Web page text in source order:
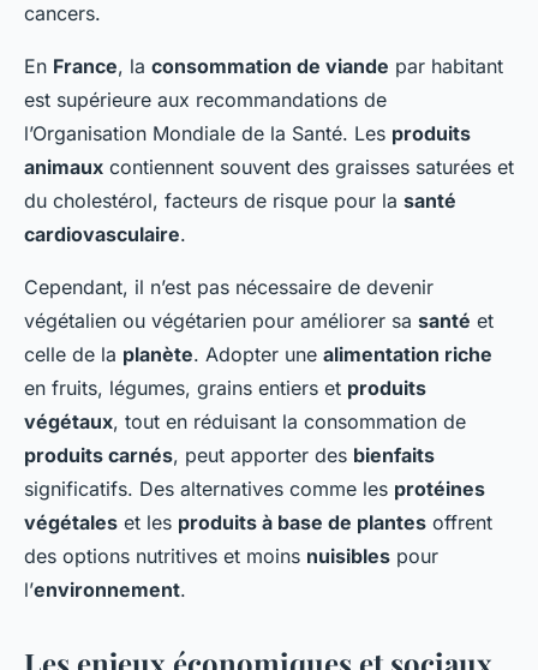
cancers.
En France, la consommation de viande par habitant
est supérieure aux recommandations de
l’Organisation Mondiale de la Santé. Les produits
animaux contiennent souvent des graisses saturées et
du cholestérol, facteurs de risque pour la santé
cardiovasculaire.
Cependant, il n’est pas nécessaire de devenir
végétalien ou végétarien pour améliorer sa santé et
celle de la planète. Adopter une alimentation riche
en fruits, légumes, grains entiers et produits
végétaux, tout en réduisant la consommation de
produits carnés, peut apporter des bienfaits
significatifs. Des alternatives comme les protéines
végétales et les produits à base de plantes offrent
des options nutritives et moins nuisibles pour
l’environnement.